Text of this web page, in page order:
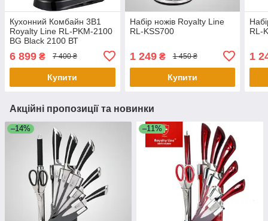
Кухонний Комбайн 3В1
Royalty Line RL-PKM-2100
BG Black 2100 ВТ
6 899 ₴ 7 400 ₴
Купити
Набір ножів Royalty Line
RL-KSS700
1 249₴ 1 450 ₴
Купити
RL-
1
Акційні пропозиції та новинки
–14% –11%